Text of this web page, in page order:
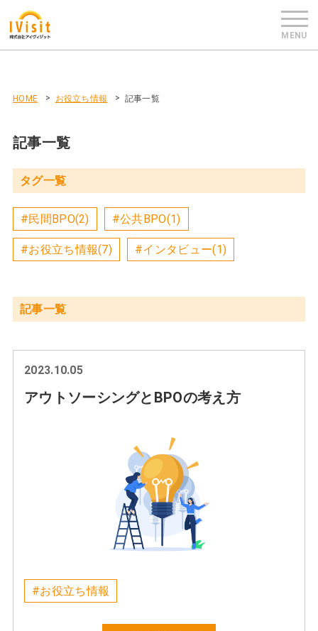
HOME お役立ち情報 記事一覧
記事一覧
タグ一覧
#民間BPO(2) #公共BPO(1)
#お役立ち情報(7) #インタビュー(1)
記事一覧
2023.10.05
アウトソーシングとBPOの考え方
#お役立ち情報